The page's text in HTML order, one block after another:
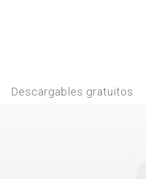
Descargables gratuitos